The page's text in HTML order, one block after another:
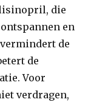
die
en
de
de
Voor
verdragen,